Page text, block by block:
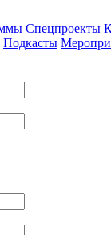
Спецпроекты
Подкасты